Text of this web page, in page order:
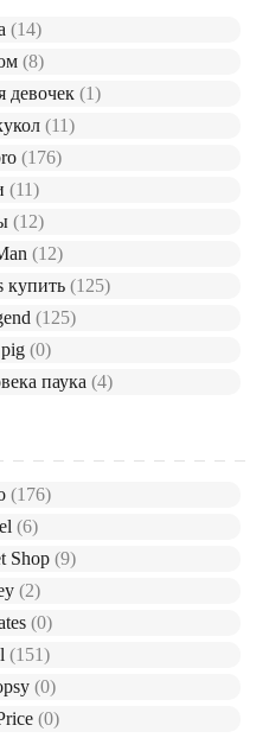
(14)
(8)
девочек (1)
(11)
(176)
(11)
(12)
(12)
купить(125)
(125)
pig(0)
паука (4)
(176)
(6)
Shop (9)
(2)
(0)
(151)
(0)
(0)